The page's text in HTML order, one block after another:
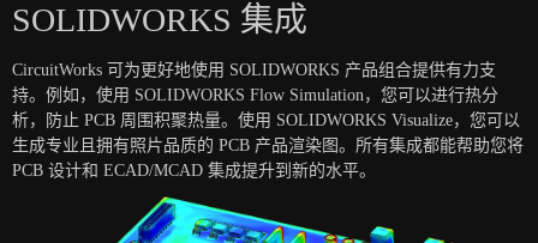
SOLIDWORKS 集成
CircuitWorks 可为更好地使用 SOLIDWORKS 产品组合提供有力支
持。例如，使用 SOLIDWORKS Flow Simulation，您可以进行热分
析，防止 PCB 周围积聚热量。使用 SOLIDWORKS Visualize，您可以
生成专业且拥有照片品质的 PCB 产品渲染图。所有集成都能帮助您将
PCB 设计和 ECAD/MCAD 集成提升到新的水平。